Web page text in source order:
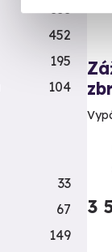
3
353
452
195
104
33
67
149